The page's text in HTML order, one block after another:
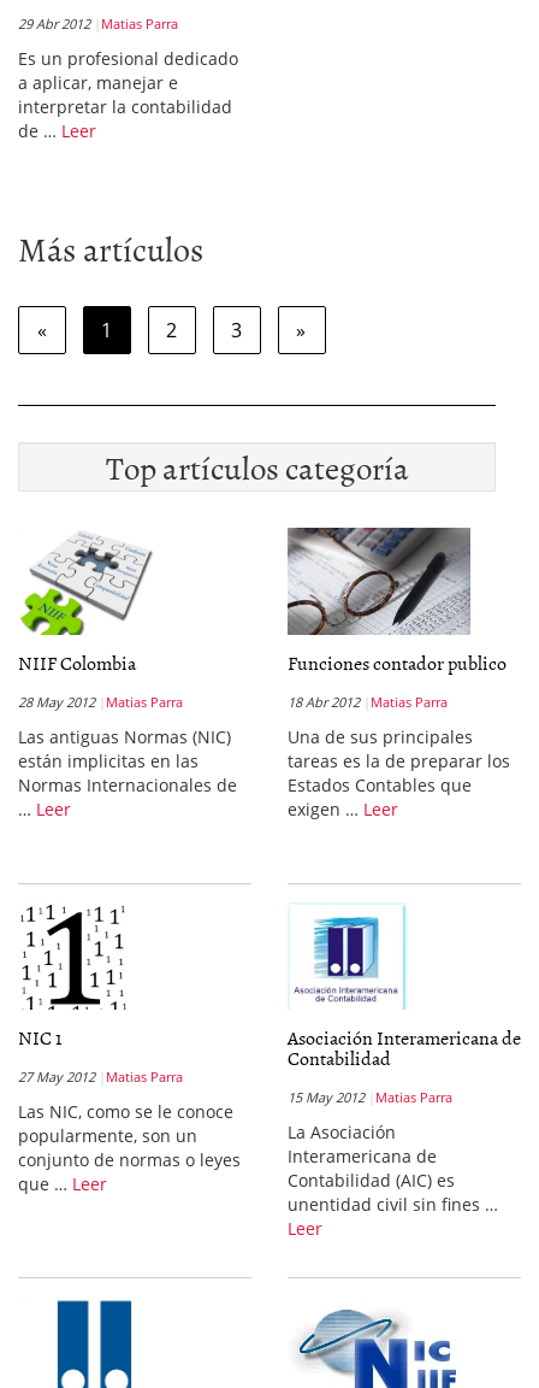
29 Abr 2012 Matias Parra
Es un profesional dedicado
a aplicar, manejar e
interpretar la contabilidad
de … Leer
Más artículos
« 1 2 3 »
Top artículos categoría
NIIF Colombia
28 May 2012 Matias Parra
Las antiguas Normas (NIC)
están implicitas en las
Normas Internacionales de
… Leer
Funciones contador publico
18 Abr 2012 Matias Parra
Una de sus principales
tareas es la de preparar los
Estados Contables que
exigen … Leer
NIC 1
27 May 2012 Matias Parra
Las NIC, como se le conoce
popularmente, son un
conjunto de normas o leyes
que … Leer
Asociación Interamericana de
Contabilidad
15 May 2012 Matias Parra
La Asociación
Interamericana de
Contabilidad (AIC) es
unentidad civil sin fines …
Leer